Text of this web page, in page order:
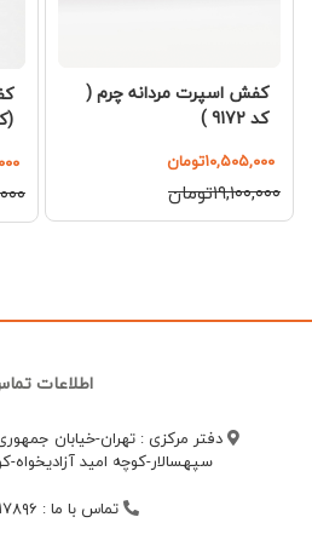
کفش اسپرت مردانه چرم (
کد 9172 )
۱۰,۵۰۵,۰۰۰تومان
۱۹,۱۰۰,۰۰۰تومان
(کد
اطلاعات
دفتر مرکزی : تهران-خیابان
سپهسالار-کوچه امید آزادیخواه-
تماس با ما :